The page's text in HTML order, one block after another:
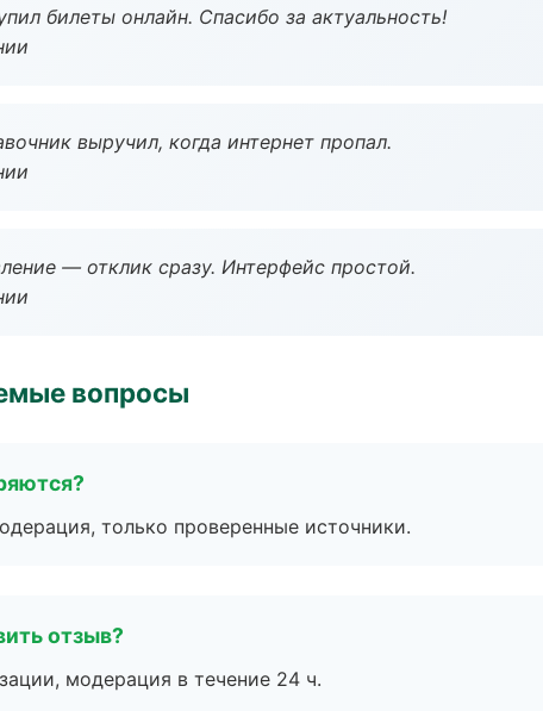
билеты онлайн. Спасибо за актуальность!
выручил, когда интернет пропал.
— отклик сразу. Интерфейс простой.
вопросы
только проверенные источники.
отзыв?
модерация в течение 24 ч.